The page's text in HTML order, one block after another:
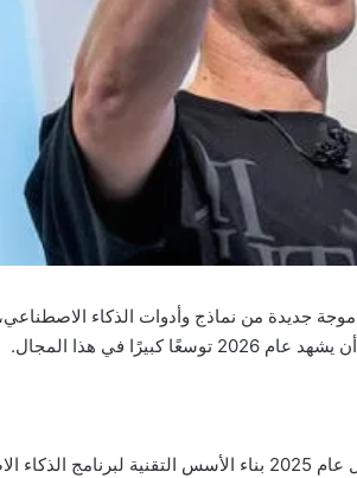
جديدة من نماذج وأدوات الذكاء
في هذا المجال.
وخلال مكالمة مع المستثمرين، أوضح زوكربيرغ أن الشركة أعادت خلال عام 2025 بناء الأسس